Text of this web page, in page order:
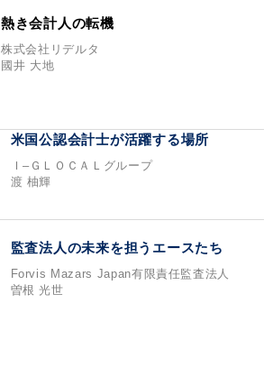
熱き会計人の転機
株式会社リデルタ
國井 大地
監査法人の未来を担うエースたち
Forvis Mazars Japan有限責任監査法人
曽根 光世
米国公認会計士が活躍する場所
Ｉ‒ＧＬＯＣＡＬグループ
渡 柚輝